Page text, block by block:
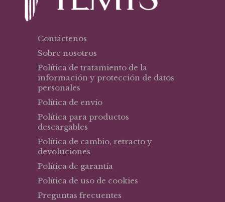
Contáctenos
Sobre nosotros
Política de tratamiento de la
información y protección de datos
personales
Política de envío
Política para productos
descargables
Política de cambio, retracto y
devoluciones
Política de garantía
Política de uso de cookies
Preguntas frecuentes